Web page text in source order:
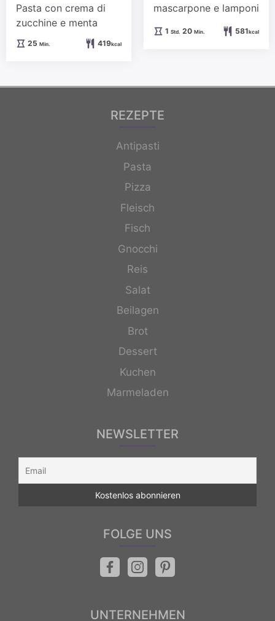
Pasta con crema di
zucchine e menta
25Minuten
Min. 419kcal
mascarpone e lamponi
1Stunde
Std. 20Minuten
Min. 581kcal
REZEPTE
Antipasti
Pasta
Pizza
Fleisch
Fisch
Gnocchi
Reis
Salat
Beilagen
Brot
Dessert
Kuchen
Marmeladen
NEWSLETTER
FOLGE UNS
UNTERNEHMEN